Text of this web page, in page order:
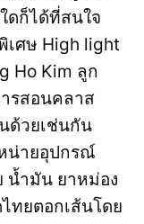
ดก็ได้ที่สนใจ
เศษ High light
Ho Kim ลูก
รสอนคลาส
ด้วยเช่นกัน
น่ายอุปกรณ์
น้ำมัน ยาหม่อง
ทยตอกเส้นโดย